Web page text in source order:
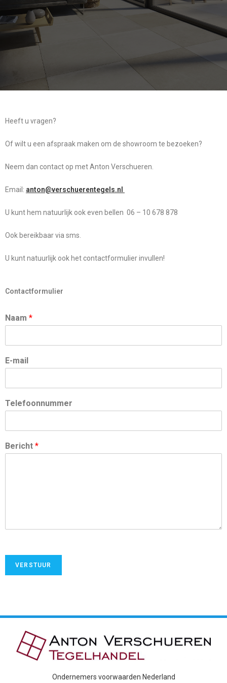
Heeft u vragen?
Of wilt u een afspraak maken om de showroom te bezoeken?
Neem dan contact op met Anton Verschueren.
Email: anton@verschuerentegels.nl
U kunt hem natuurlijk ook even bellen 06 – 10 678 878
Ook bereikbaar via sms.
U kunt natuurlijk ook het contactformulier invullen!
Contactformulier
Naam *
E-mail
Telefoonnummer
Bericht *
VERSTUUR
Ondernemers voorwaarden Nederland